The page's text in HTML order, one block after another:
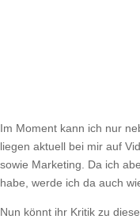
Im Moment kann ich nur
liegen aktuell bei mir auf
sowie Marketing. Da ich
habe, werde ich da auch
Nun könnt ihr Kritik zu